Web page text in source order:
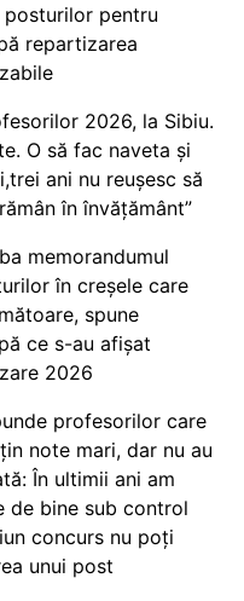
pentru
repartizarea
2026, la Sibiu.
O să fac naveta și
ani nu reușesc să
în învățământ”
memorandumul
în creșele care
spune
ce s-au afișat
2026
profesorilor care
note mari, dar nu au
În ultimii ani am
de bine sub control
concurs nu poți
unui post